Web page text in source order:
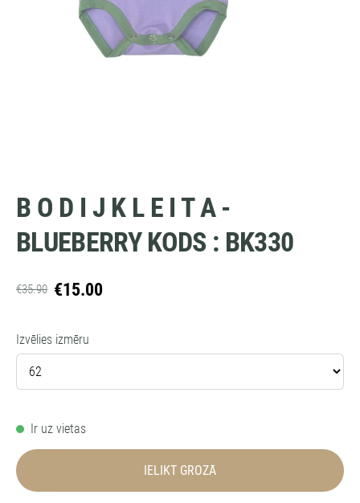
B O D I J K L E I T A -
BLUEBERRY KODS : BK330
€35.90 €15.00
Izvēlies izmēru
Ir uz vietas
IELIKT GROZĀ